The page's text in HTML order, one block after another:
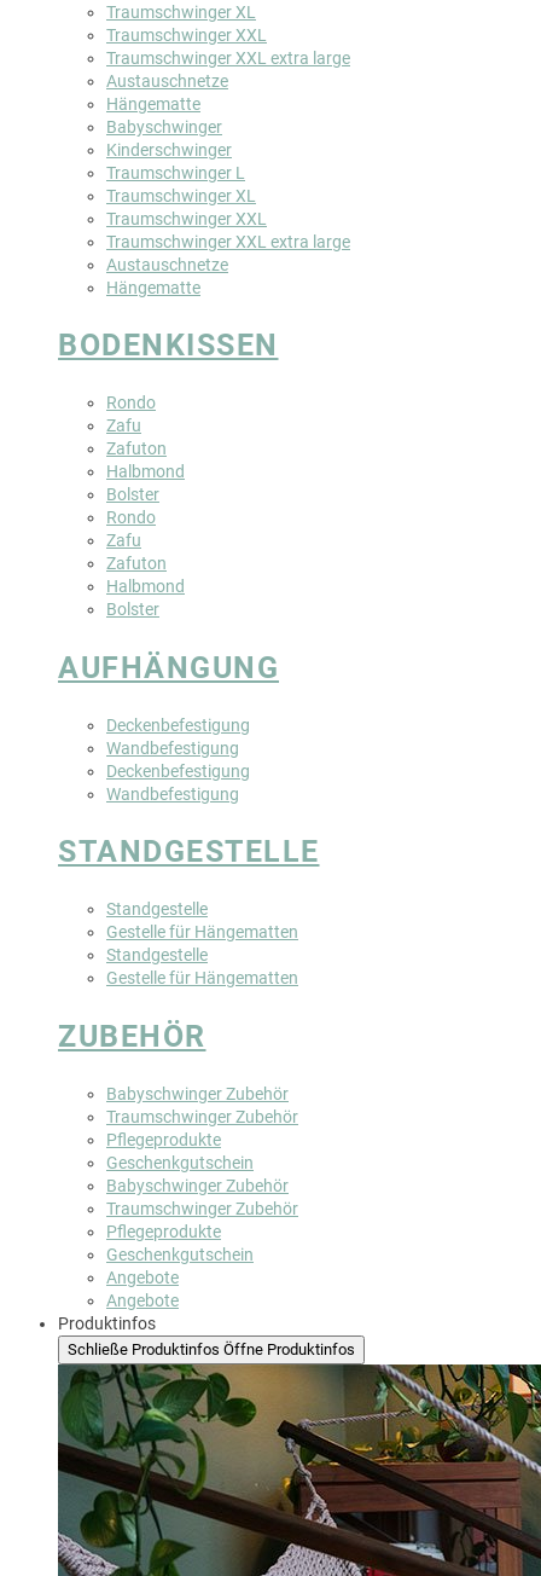
Traumschwinger XL
Traumschwinger XXL
Traumschwinger XXL extra large
Austauschnetze
Hängematte
Babyschwinger
Kinderschwinger
Traumschwinger L
Traumschwinger XL
Traumschwinger XXL
Traumschwinger XXL extra large
Austauschnetze
Hängematte
BODENKISSEN
Rondo
Zafu
Zafuton
Halbmond
Bolster
Rondo
Zafu
Zafuton
Halbmond
Bolster
AUFHÄNGUNG
Deckenbefestigung
Wandbefestigung
Deckenbefestigung
Wandbefestigung
STANDGESTELLE
Standgestelle
Gestelle für Hängematten
Standgestelle
Gestelle für Hängematten
ZUBEHÖR
Babyschwinger Zubehör
Traumschwinger Zubehör
Pflegeprodukte
Geschenkgutschein
Babyschwinger Zubehör
Traumschwinger Zubehör
Pflegeprodukte
Geschenkgutschein
Angebote
Angebote
Produktinfos
Schließe Produktinfos Öffne Produktinfos